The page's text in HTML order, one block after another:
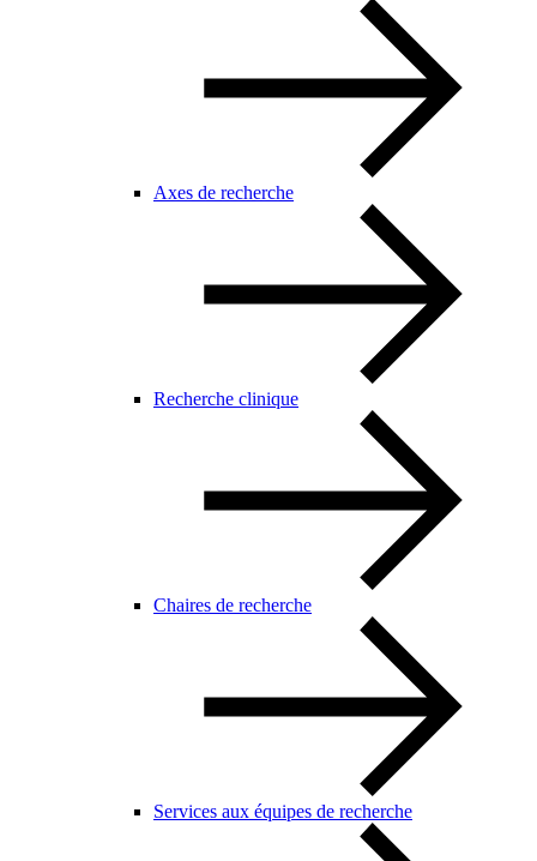
Axes de recherche
Recherche clinique
Chaires de recherche
Services aux équipes de recherche